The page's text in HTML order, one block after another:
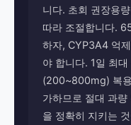
니다. 초회 권장용
따라 조절합니다.
하자, CYP3A4 억
야 합니다. 1일 최
(200~800mg) 복
가하므로 절대 과
을 정확히 지키는